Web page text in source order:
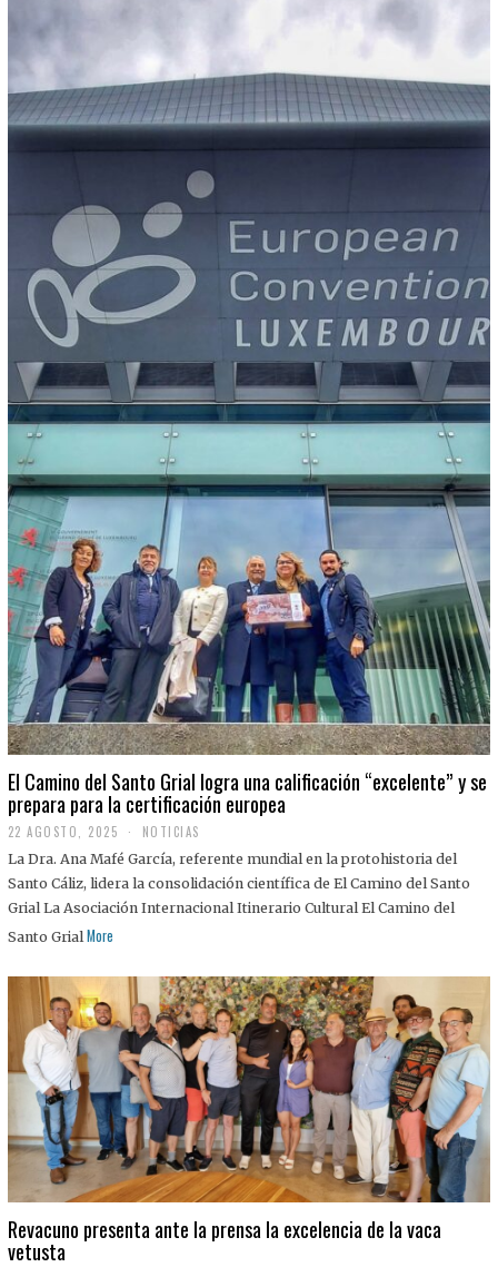
El Camino del Santo Grial logra una calificación “excelente” y se
prepara para la certificación europea
22 AGOSTO, 2025
2
A
G
O
S
2
5
NOTICIAS
La Dra. Ana Mafé García, referente mundial en la protohistoria del
Santo Cáliz, lidera la consolidación científica de El Camino del Santo
Grial La Asociación Internacional Itinerario Cultural El Camino del
Santo Grial More
Revacuno presenta ante la prensa la excelencia de la vaca
vetusta